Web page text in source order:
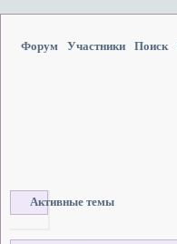
Форум Участники Поиск
Активные темы